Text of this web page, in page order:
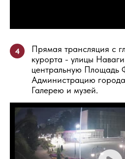
4
Прямая трансляция с
курорта - улицы
центральную Площадь
Администрацию
Галерею и музей.